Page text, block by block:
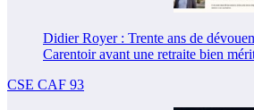
Didier Royer : Trente ans de
Carentoir avant une retraite bien
CSE CAF 93